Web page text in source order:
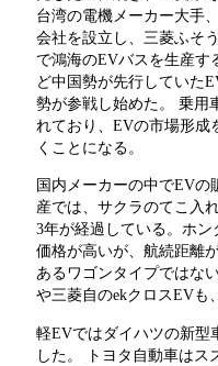
台湾の電機メーカー大手
会社を設立し、三菱ふそ
で鴻海のEVバスを生産す
ど中国勢が先行していた
勢が参戦し始めた。 乗用
れており、EVの市場形成
くことになる。
国内メーカーの中でEVの
産では、サクラのてこ入
3年が経過している。ホ
価格が高いが、航続距離
あるワゴンタイプではな
や三菱自のekクロスEVも
軽EVではダイハツの新型
した。 トヨタ自動車は